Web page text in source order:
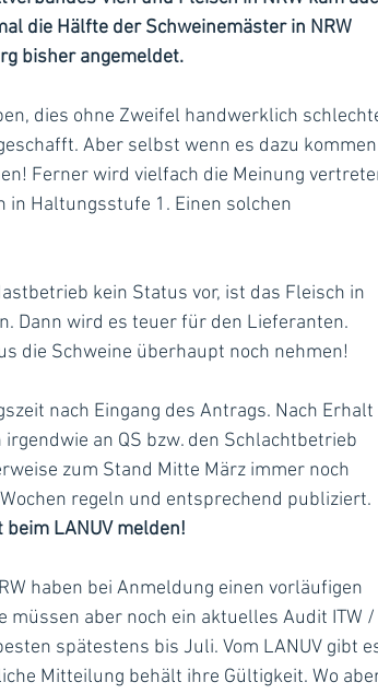
die Hälfte der Schweinemäster in NRW
bisher angemeldet.
dies ohne Zweifel handwerklich
Aber selbst wenn es dazu kommen
Ferner wird vielfach die Meinung
Haltungsstufe 1. Einen solchen
kein Status vor, ist das Fleisch in
Dann wird es teuer für den Lieferanten.
die Schweine überhaupt noch nehmen!
nach Eingang des Antrags. Nach Erhalt
an QS bzw. den Schlachtbetrieb
zum Stand Mitte März immer noch
regeln und entsprechend publiziert.
LANUV melden!
haben bei Anmeldung einen vorläufigen
müssen aber noch ein aktuelles Audit ITW /
spätestens bis Juli. Vom LANUV gibt
Mitteilung behält ihre Gültigkeit. Wo